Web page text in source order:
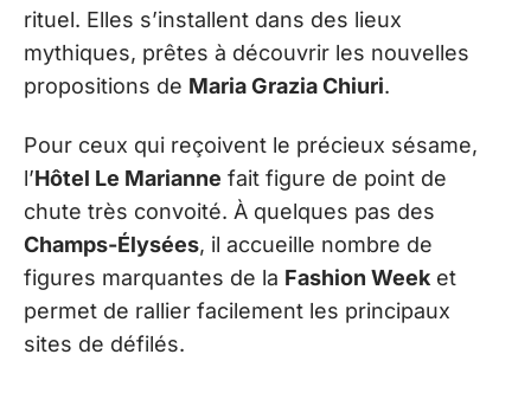
rituel. Elles s’installent dans des lieux
mythiques, prêtes à découvrir les nouvelles
propositions de Maria Grazia Chiuri.
Pour ceux qui reçoivent le précieux sésame,
l’Hôtel Le Marianne fait figure de point de
chute très convoité. À quelques pas des
Champs-Élysées, il accueille nombre de
figures marquantes de la Fashion Week et
permet de rallier facilement les principaux
sites de défilés.